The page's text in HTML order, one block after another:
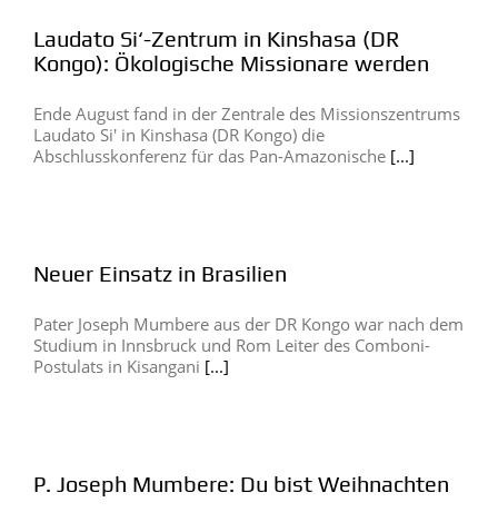
Laudato Si‘-Zentrum in Kinshasa (DR
Kongo): Ökologische Missionare werden
Ende August fand in der Zentrale des Missionszentrums
Laudato Si' in Kinshasa (DR Kongo) die
Abschlusskonferenz für das Pan-Amazonische [...]
Neuer Einsatz in Brasilien
Pater Joseph Mumbere aus der DR Kongo war nach dem
Studium in Innsbruck und Rom Leiter des Comboni-
Postulats in Kisangani [...]
P. Joseph Mumbere: Du bist Weihnachten